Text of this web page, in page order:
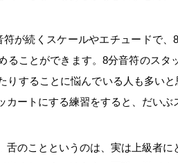
符が続くスケールやエチュードで
ることができます。8分音符のスタ
りすることに悩んでいる人も多い
カートにする練習をすると、だいぶ
舌のことというのは、実は上級者